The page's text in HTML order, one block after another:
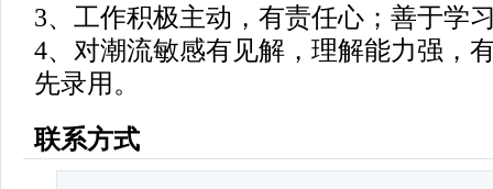
3、工作积极主动，有责任心；善于学
4、对潮流敏感有见解，理解能力强，
先录用。
联系方式